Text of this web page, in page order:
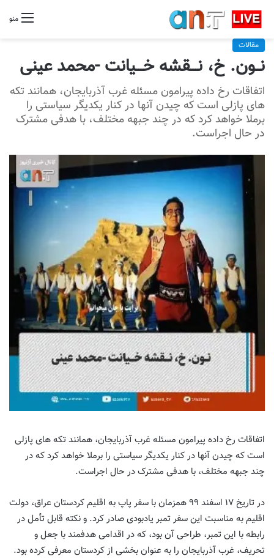
منو
مقالات
نــون. خ، نـــقشه خـــیانت -محمد عینی
اتفاقات رخ داده پیرامون مسئله غرب آذربایجان، همانند تکه
های پازلی است که چیدن آنها در کنار یکدیگر سیاستی را
برملا خواهد کرد که در چند جبهه مختلف، با هدفی مشترک
در حال اجراست.
اتفاقات رخ داده پیرامون مسئله غرب آذربایجان، همانند تکه های پازلی
است که چیدن آنها در کنار یکدیگر سیاستی را برملا خواهد کرد که در
چند جبهه مختلف، با هدفی مشترک در حال اجراست.
در تاریخ ۱۷ اسفند ۹۹ همزمان با سفر پاپ به اقلیم کردستان عراق، دولت
اقلیم به مناسبت این سفر تمبر یادبودی صادر کرد. و نکته قابل تأمل در
رابطه با این تمبر، طراحی آن بود، که در اقدامی هدفمند با جعل و
تحریف، غرب آذربایجان را به عنوان بخشی از کردستان معرفی کرده بود.